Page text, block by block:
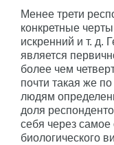
Менее трети
конкретные
искренний и т. д.
является
более чем
почти такая же
людям
доля
себя через
биологического